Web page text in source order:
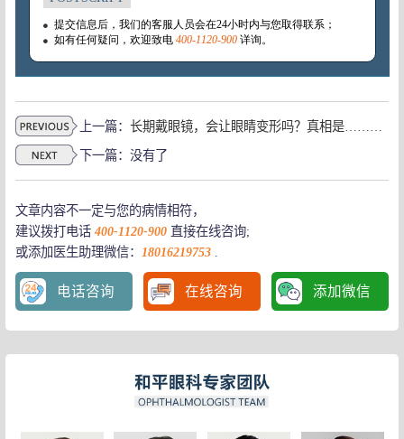
上一篇：长期戴眼镜，会让眼睛变形吗？真相是……上海治疗青少年近视哪个医院好
下一篇：没有了
文章内容不一定与您的病情相符，
建议拨打电话 400-1120-900直接在线咨询;
或添加医生助理微信： 18016219753.
电话咨询 在线咨询 添加微信
孩子近视50度，要马上配眼镜吗？上海治疗儿童近视最好的医生
长期戴眼镜，会让眼睛变形吗？真相是……上海治疗青少年近视
还不知道低浓度阿托品滴眼液怎么正确使用？速看这篇！上海看
孩子戴上眼镜后，为什么度数反而增长了？可能是这4个原因……
斜视不可怕，早发现早治疗，早点改“斜”归正
眼睛近视激光好不好
LASIK术前需要哪些准备？
近视眼手术安全吗? 近视眼手术安全保障是什么
怎样预防儿童和青少年近视 上海近视手术
白内障手术人工晶体该如何挑选？上海白内障专家郭海科教授为